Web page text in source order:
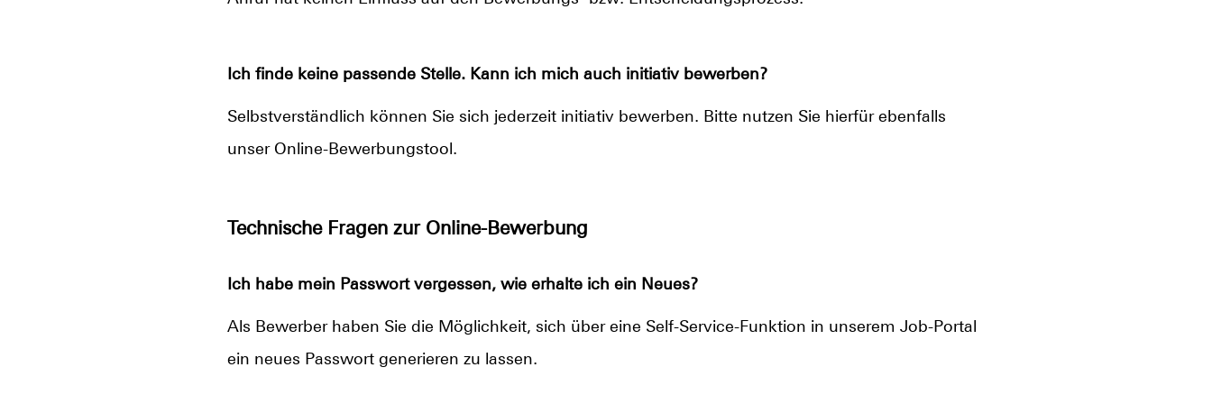
Ich finde keine passende Stelle. Kann ich mich auch initiativ bewerben?
Selbstverständlich können Sie sich jederzeit initiativ bewerben. Bitte nutzen Sie hierfür ebenfalls
unser Online-Bewerbungstool.
Technische Fragen zur Online-Bewerbung
Ich habe mein Passwort vergessen, wie erhalte ich ein Neues?
Als Bewerber haben Sie die Möglichkeit, sich über eine Self-Service-Funktion in unserem Job-Portal
ein neues Passwort generieren zu lassen.